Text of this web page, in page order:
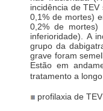
incidência de
0,1% de mortes)
0,2% de mortes)
inferioridade). A
grupo da
grave foram
Estão em
tratamento a
profilaxia de